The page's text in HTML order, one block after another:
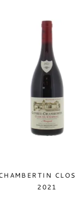
2021